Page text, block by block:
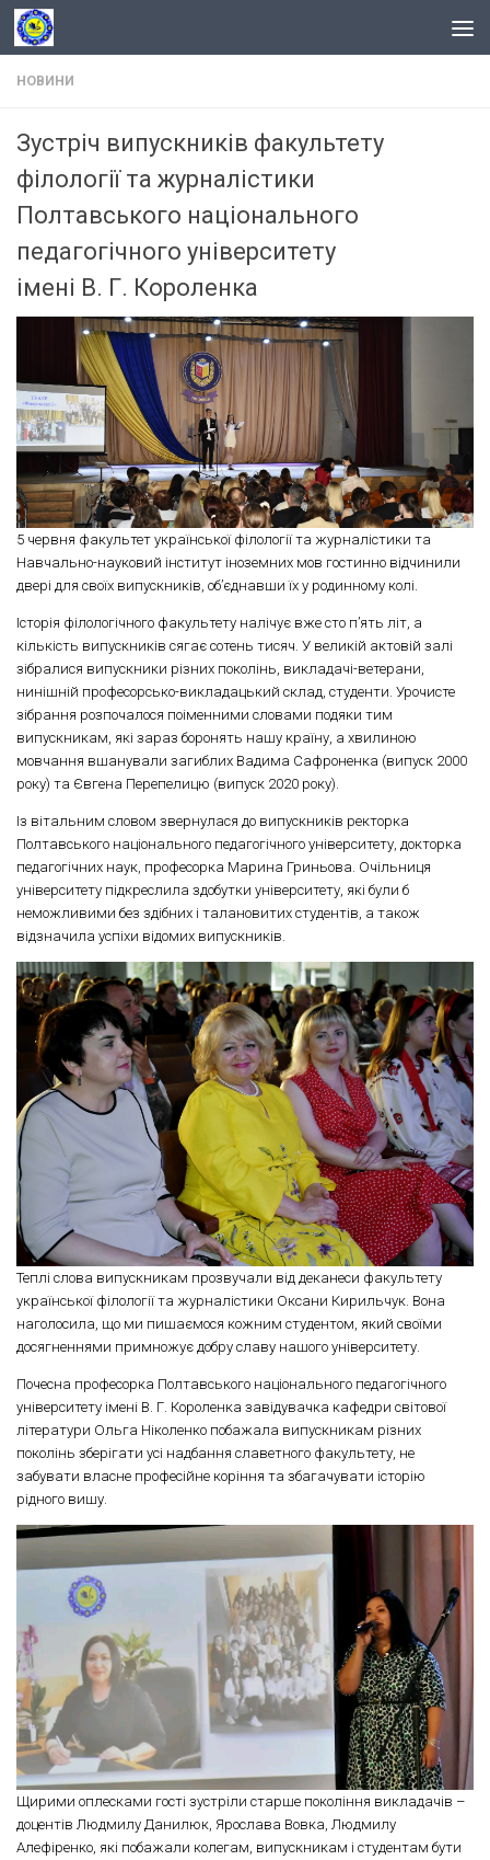
Skip to content
НОВИНИ
Зустріч випускників факультету
філології та журналістики
Полтавського національного
педагогічного університету
імені В. Г. Короленка
5 червня факультет української філології та журналістики та
Навчально-науковий інститут іноземних мов гостинно відчинили
двері для своїх випускників, об’єднавши їх у родинному колі.
Історія філологічного факультету налічує вже сто п’ять літ, а
кількість випускників сягає сотень тисяч. У великій актовій залі
зібралися випускники різних поколінь, викладачі-ветерани,
нинішній професорсько-викладацький склад, студенти. Урочисте
зібрання розпочалося поіменними словами подяки тим
випускникам, які зараз боронять нашу країну, а хвилиною
мовчання вшанували загиблих Вадима Сафроненка (випуск 2000
року) та Євгена Перепелицю (випуск 2020 року).
Із вітальним словом звернулася до випускників ректорка
Полтавського національного педагогічного університету, докторка
педагогічних наук, професорка Марина Гриньова. Очільниця
університету підкреслила здобутки університету, які були б
неможливими без здібних і талановитих студентів, а також
відзначила успіхи відомих випускників.
Теплі слова випускникам прозвучали від деканеси факультету
української філології та журналістики Оксани Кирильчук. Вона
наголосила, що ми пишаємося кожним студентом, який своїми
досягненнями примножує добру славу нашого університету.
Почесна професорка Полтавського національного педагогічного
університету імені В. Г. Короленка завідувачка кафедри світової
літератури Ольга Ніколенко побажала випускникам різних
поколінь зберігати усі надбання славетного факультету, не
забувати власне професійне коріння та збагачувати історію
рідного вишу.
Щирими оплесками гості зустріли старше покоління викладачів –
доцентів Людмилу Данилюк, Ярослава Вовка, Людмилу
Алефіренко, які побажали колегам, випускникам і студентам бути